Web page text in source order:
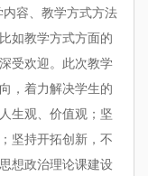
容、教学方式方法
如教学方式方面的
受欢迎。此次教学
，着力解决学生的
生观、价值观；坚
坚持开拓创新，不
想政治理论课建设